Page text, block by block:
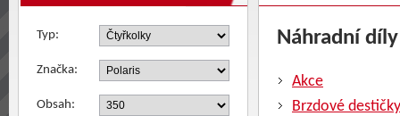
Typ:
Značka:
Obsah:
Náhradní
Akce
Brzdové destičky